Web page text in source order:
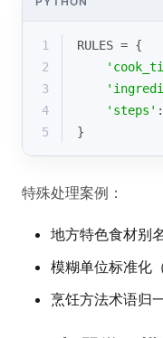
1
RULES = {
2
3
4
'steps' :
5
}
特殊处理案例：
地方特色食材别
模糊单位标准化
烹饪方法术语归